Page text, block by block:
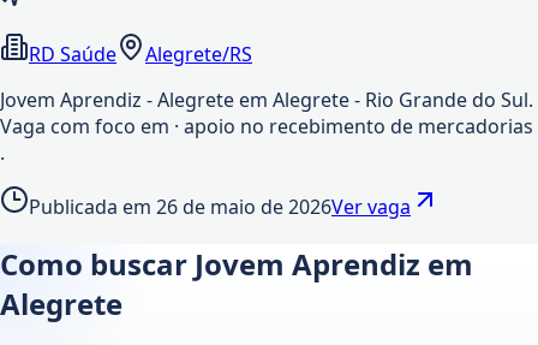
RD Saúde
Alegrete/RS
Jovem Aprendiz - Alegrete em Alegrete - Rio Grande do Sul.
Vaga com foco em · apoio no recebimento de mercadorias
.
Publicada em 26 de maio de 2026Ver vaga
Como buscar Jovem Aprendiz em
Alegrete